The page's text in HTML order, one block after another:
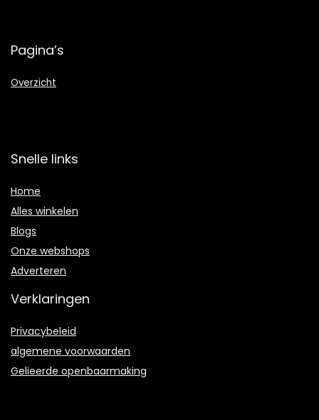
Pagina’s
Overzicht
Snelle links
Home
Alles winkelen
Blogs
Onze webshops
Adverteren
Verklaringen
Privacybeleid
algemene voorwaarden
Gelieerde openbaarmaking